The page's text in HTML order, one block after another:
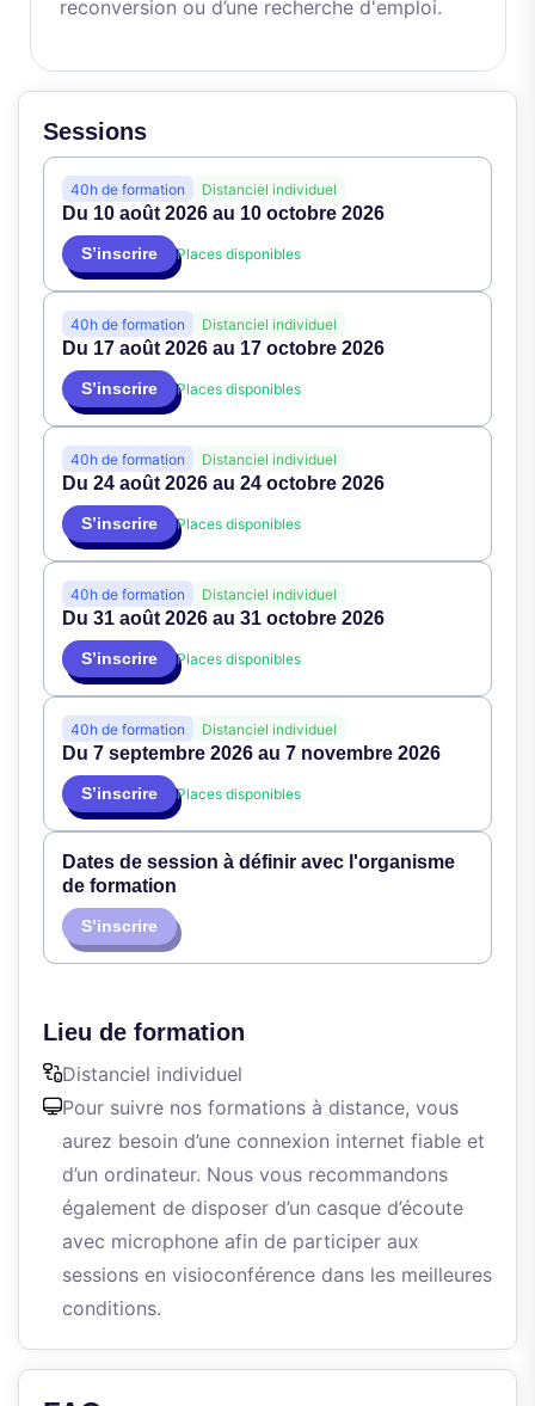
reconversion ou d’une recherche d'emploi.
Sessions
40h de formation Distanciel individuel
Du 10 août 2026 au 10 octobre 2026
S’inscrire Places disponibles
40h de formation Distanciel individuel
Du 17 août 2026 au 17 octobre 2026
S’inscrire Places disponibles
40h de formation Distanciel individuel
Du 24 août 2026 au 24 octobre 2026
S’inscrire Places disponibles
40h de formation Distanciel individuel
Du 31 août 2026 au 31 octobre 2026
S’inscrire Places disponibles
40h de formation Distanciel individuel
Du 7 septembre 2026 au 7 novembre 2026
S’inscrire Places disponibles
Dates de session à définir avec l'organisme
de formation
S’inscrire
Lieu de formation
Distanciel individuel
Pour suivre nos formations à distance, vous
aurez besoin d’une connexion internet fiable et
d’un ordinateur. Nous vous recommandons
également de disposer d’un casque d’écoute
avec microphone afin de participer aux
sessions en visioconférence dans les meilleures
conditions.